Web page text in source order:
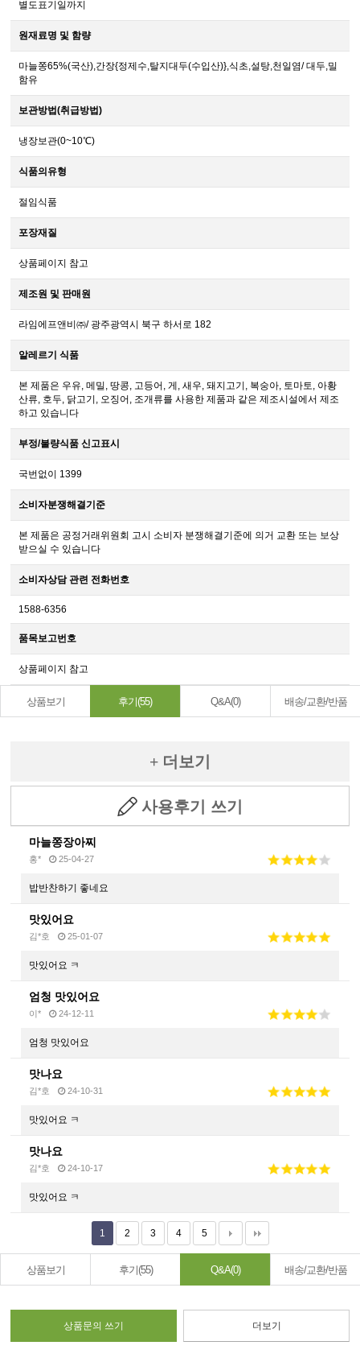
별도표기일까지
원재료명 및 함량
마늘쫑65%(국산),간장{정제수,탈지대두(수입산)},식초,설탕,천일염/ 대두,밀
함유
보관방법(취급방법)
냉장보관(0~10℃)
식품의유형
절임식품
포장재질
상품페이지 참고
제조원 및 판매원
라임에프앤비㈜/ 광주광역시 북구 하서로 182
알레르기 식품
본 제품은 우유, 메밀, 땅콩, 고등어, 게, 새우, 돼지고기, 복숭아, 토마토, 아황
산류, 호두, 닭고기, 오징어, 조개류를 사용한 제품과 같은 제조시설에서 제조
하고 있습니다
부정/불량식품 신고표시
국번없이 1399
소비자분쟁해결기준
본 제품은 공정거래위원회 고시 소비자 분쟁해결기준에 의거 교환 또는 보상
받으실 수 있습니다
소비자상담 관련 전화번호
1588-6356
품목보고번호
상품페이지 참고
상품보기 후기(55) Q&A(0) 배송/교환/반품
+ 더보기
사용후기 쓰기
마늘쫑장아찌
홍* 25-04-27
밥반찬하기 좋네요
맛있어요
김*호 25-01-07
맛있어요 ㅋ
엄청 맛있어요
이* 24-12-11
엄청 맛있어요
맛나요
김*호 24-10-31
맛있어요 ㅋ
맛나요
김*호 24-10-17
맛있어요 ㅋ
1 2 3 4 5
상품보기 후기(55) Q&A(0) 배송/교환/반품
상품문의 쓰기 더보기